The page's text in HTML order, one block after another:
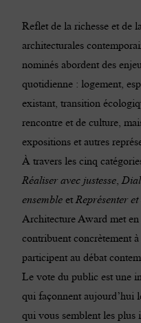
Reflet de la richesse et de
architecturales
nominés abordent des
quotidienne : logement,
existant, transition
rencontre et de culture,
expositions et autres
À travers les cinq
Réaliser avec justesse,
ensembleetReprésenter
Architecture Award met
contribuent concrètement
participent au débat
Le vote du public est une
qui façonnent aujourd’hui
qui vous semblent les plus